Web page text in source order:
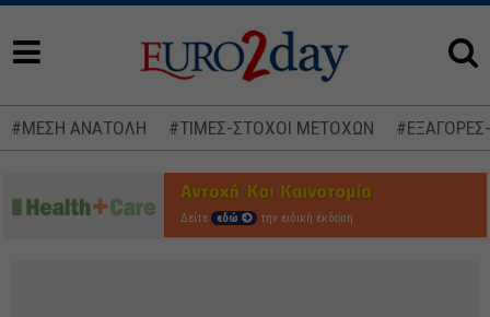
#ΜΕΣΗ ΑΝΑΤΟΛΗ #ΤΙΜΕΣ-ΣΤΟΧΟΙ ΜΕΤΟΧΩΝ
Δείτε εδώ την ειδική έκδοση